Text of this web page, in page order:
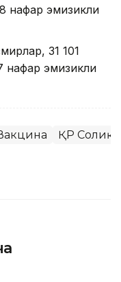
нафар эмизикли
31 101
нафар эмизикли
ҚР